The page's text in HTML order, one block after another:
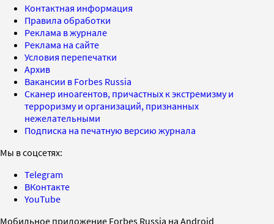
Контактная информация
Правила обработки
Реклама в журнале
Реклама на сайте
Условия перепечатки
Архив
Вакансии в Forbes Russia
Сканер иноагентов, причастных к экстремизму и
терроризму и организаций, признанных
нежелательными
Подписка на печатную версию журнала
Мы в соцсетях:
Telegram
ВКонтакте
YouTube
Мобильное приложение Forbes Russia на Android